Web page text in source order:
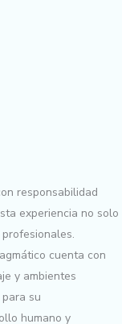
responsabilidad
experiencia no solo
cuenta con
y ambientes
su
humano y